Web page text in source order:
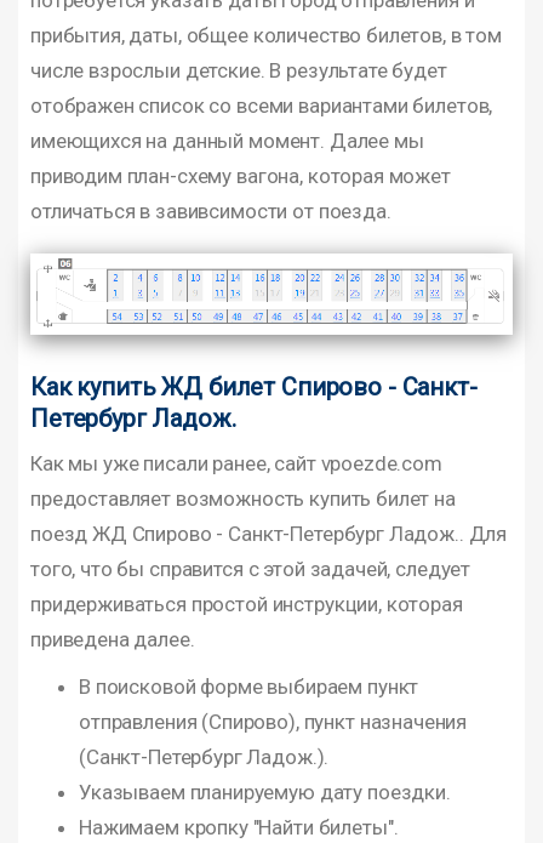
прибытия, даты, общее количество билетов, в том
числе взрослыи детские. В результате будет
отображен список со всеми вариантами билетов,
имеющихся на данный момент. Далее мы
приводим план-схему вагона, которая может
отличаться в завивсимости от поезда.
Как купить ЖД билет Спирово - Санкт-
Петербург Ладож.
Как мы уже писали ранее, сайт vpoezde.com
предоставляет возможность купить билет на
поезд ЖД Спирово - Санкт-Петербург Ладож.. Для
того, что бы справится с этой задачей, следует
придерживаться простой инструкции, которая
приведена далее.
В поисковой форме выбираем пункт
отправления (Спирово), пункт назначения
(Санкт-Петербург Ладож.).
Указываем планируемую дату поездки.
Нажимаем кропку "Найти билеты".